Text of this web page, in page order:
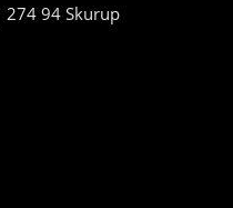
94 Skurup